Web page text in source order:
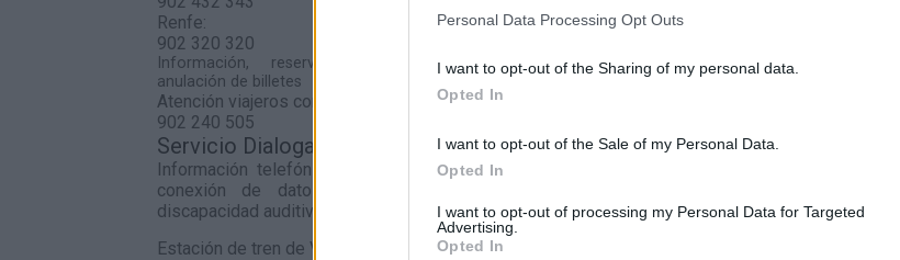
Personal Data Processing Opt Outs
I want to opt-out of the Sharing of my personal data.
Opted In
I want to opt-out of the Sale of my Personal Data.
Opted In
I want to opt-out of processing my Personal Data for Targeted
Advertising.
Opted In
Renfe:
902 320 320
Información, reserva, venta, cambio y
anulación de billetes
Atención viajeros con discapacidad
902 240 505
Servicio Dialoga:
Información telefónica de Adif a través de móvil con
conexión de datos para personas sordas y con
discapacidad auditiva.
Estación de tren de VilagarcÍa de arousa en el mapa